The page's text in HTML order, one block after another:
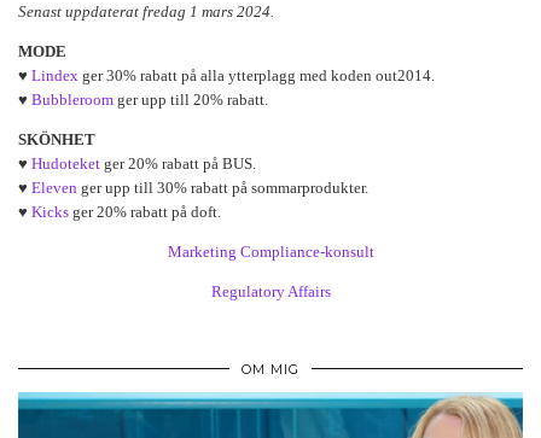
Senast uppdaterat fredag 1 mars 2024.
MODE
♥ Lindex ger 30% rabatt på alla ytterplagg med koden out2014.
♥ Bubbleroom ger upp till 20% rabatt.
SKÖNHET
♥ Hudoteket ger 20% rabatt på BUS.
♥ Eleven ger upp till 30% rabatt på sommarprodukter.
♥ Kicks ger 20% rabatt på doft.
Marketing Compliance-konsult
Regulatory Affairs
OM MIG